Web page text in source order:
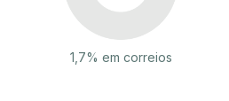
1,7% em correios